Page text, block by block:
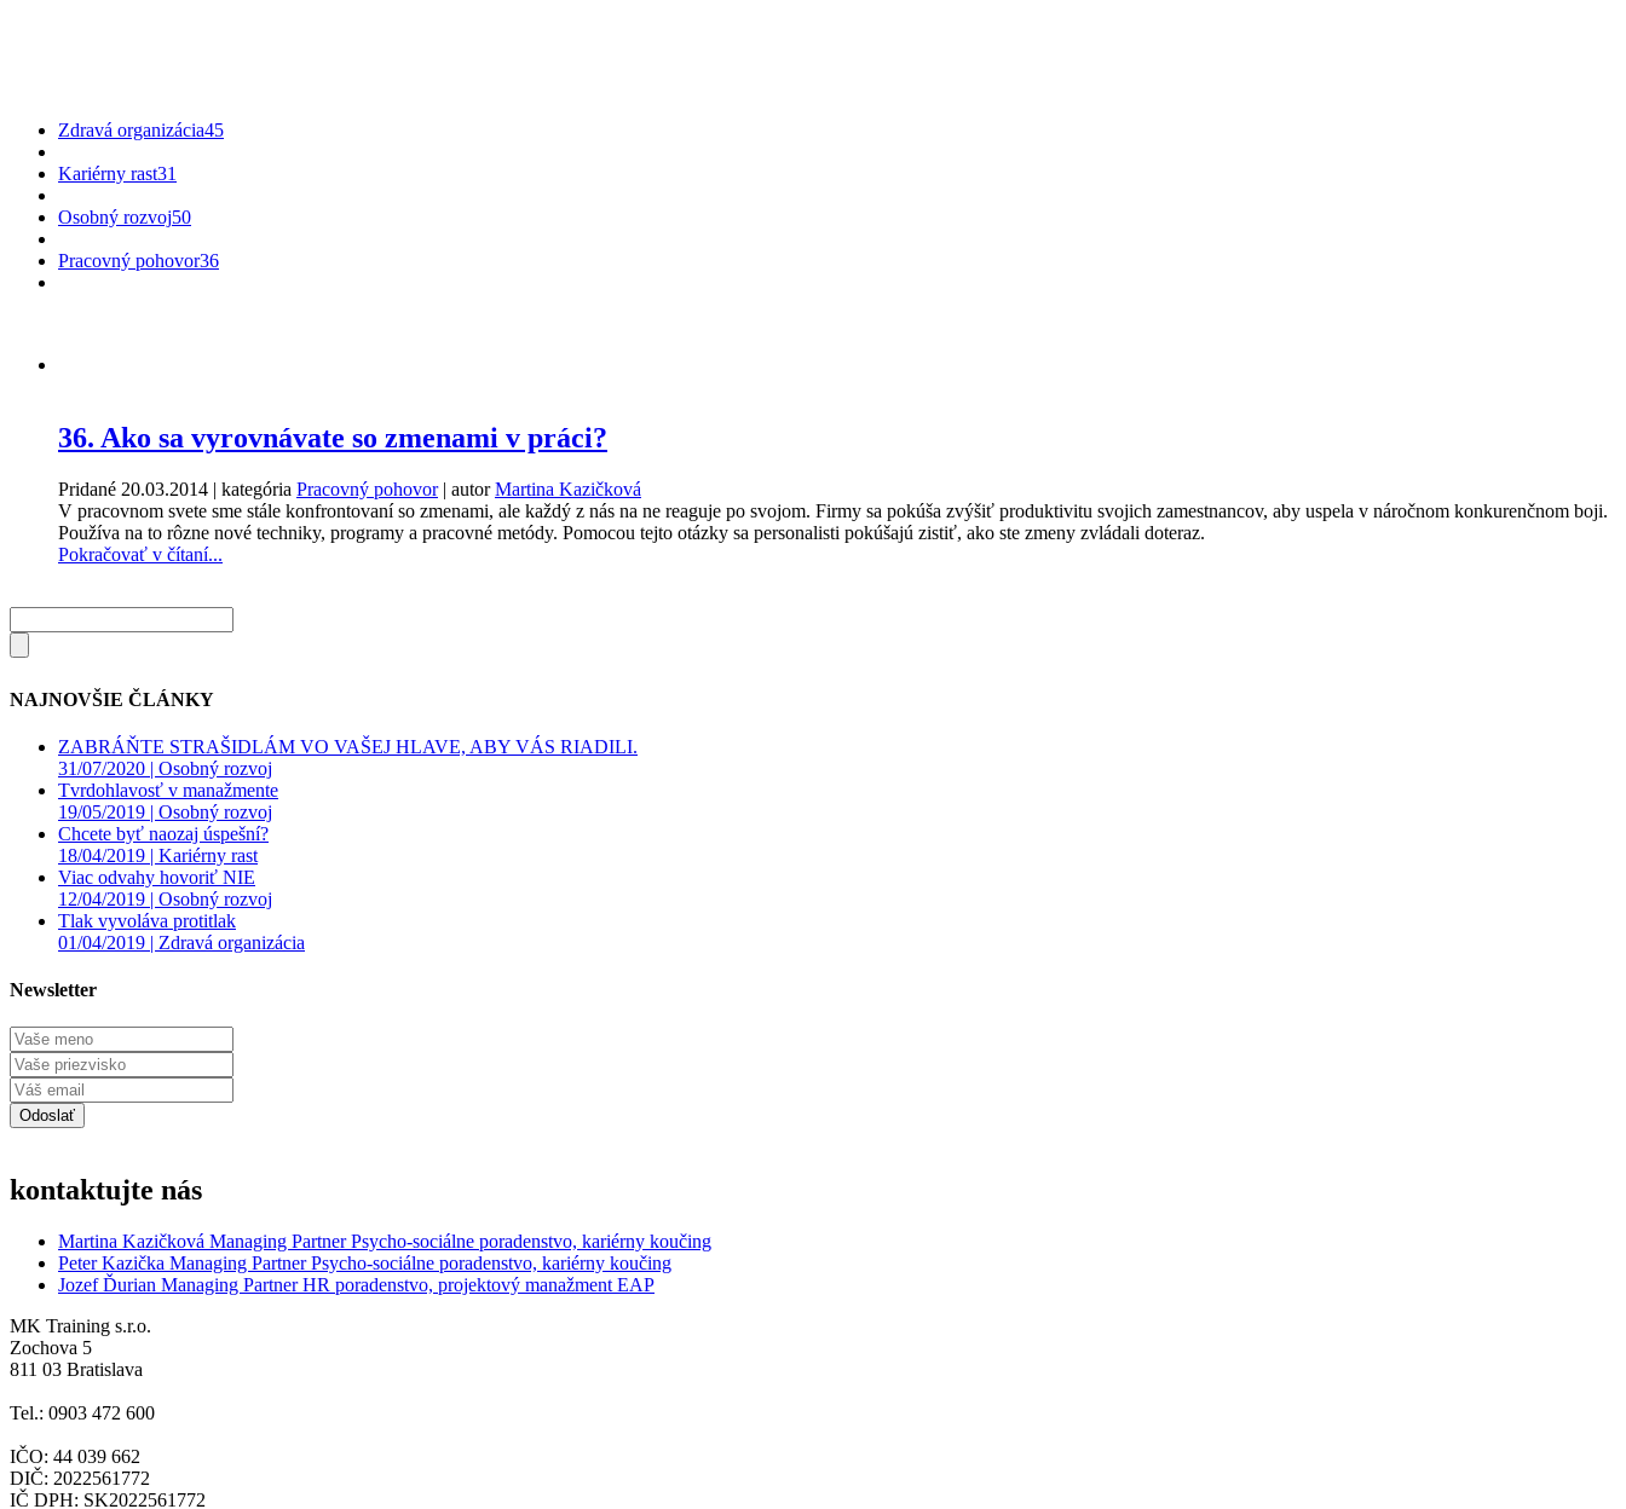
Zdravá organizácia45
Kariérny rast31
Osobný rozvoj50
Pracovný pohovor36
36. Ako sa vyrovnávate so zmenami v práci?
Pridané 20.03.2014 | kategória Pracovný pohovor | autor Martina Kazičková
V pracovnom svete sme stále konfrontovaní so zmenami, ale každý z nás na ne reaguje po svojom. Firmy sa pokúša zvýšiť produktivitu svojich zamestnancov, aby uspela v náročnom konkurenčnom boji.
Používa na to rôzne nové techniky, programy a pracovné metódy. Pomocou tejto otázky sa personalisti pokúšajú zistiť, ako ste zmeny zvládali doteraz.
Pokračovať v čítaní...
NAJNOVŠIE ČLÁNKY
ZABRÁŇTE STRAŠIDLÁM VO VAŠEJ HLAVE, ABY VÁS RIADILI.
31/07/2020 | Osobný rozvoj
Tvrdohlavosť v manažmente
19/05/2019 | Osobný rozvoj
Chcete byť naozaj úspešní?
18/04/2019 | Kariérny rast
Viac odvahy hovoriť NIE
12/04/2019 | Osobný rozvoj
Tlak vyvoláva protitlak
01/04/2019 | Zdravá organizácia
Newsletter
kontaktujte nás
Martina Kazičková Managing PartnerPsycho-sociálne poradenstvo, kariérny koučing
Peter Kazička Managing PartnerPsycho-sociálne poradenstvo, kariérny koučing
Jozef Ďurian Managing PartnerHR poradenstvo, projektový manažment EAP
MK Training s.r.o.
Zochova 5
811 03 Bratislava
Tel.: 0903 472 600
IČO: 44 039 662
DIČ: 2022561772
IČ DPH: SK2022561772